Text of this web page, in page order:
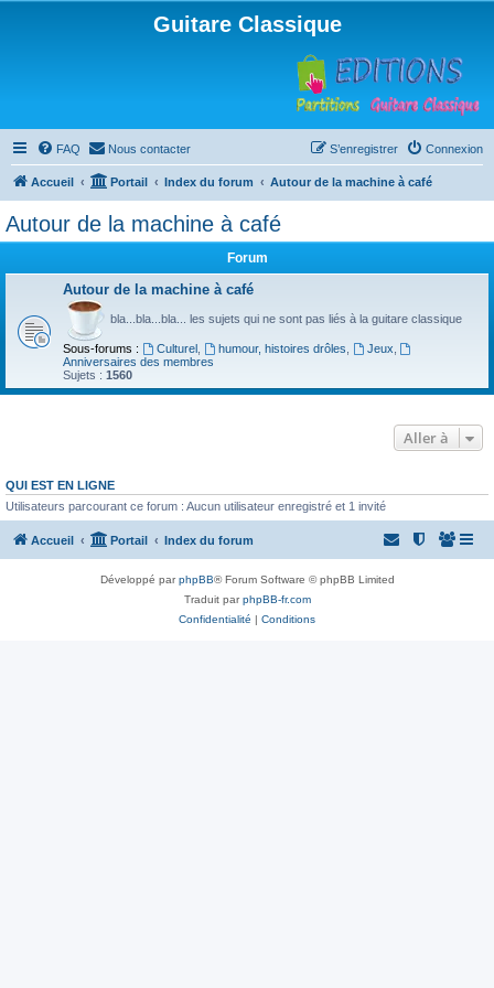
Guitare Classique
FAQ Nous contacter Connexion
S’enregistrer
Accueil Portail Index du forum Autour de la machine à café
Autour de la machine à café
Forum
Autour de la machine à café
bla...bla...bla... les sujets qui ne sont pas liés à la guitare classique
Sous-forums : Culturel, humour, histoires drôles Jeux
Anniversaires des membres
Sujets : 1560
Aller à
QUI EST EN LIGNE
Utilisateurs parcourant ce forum : Aucun utilisateur enregistré et 1 invité
Accueil Portail Index du forum
Développé parphpBB® Forum Software © phpBB Limited
Traduit parphpBB-fr.com
Confidentialité | Conditions